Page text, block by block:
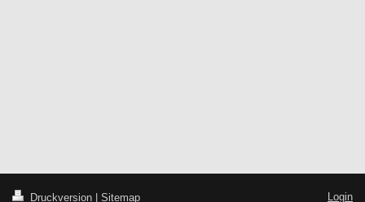
Druckversion Sitemap Login